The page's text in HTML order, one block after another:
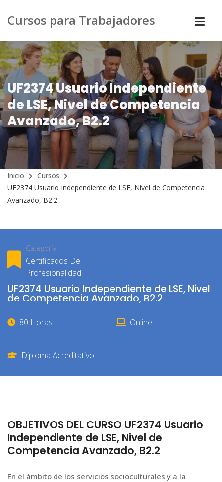
Cursos para Trabajadores
UF2374 Usuario Independiente
de LSE, Nivel de Competencia
Avanzado, B2.2
Inicio
Cursos
UF2374 Usuario Independiente de LSE, Nivel de Competencia
Avanzado, B2.2
Categoría
Certificados De
Profesionalidad
UF2374 Usuario Independiente de LSE, Nivel
de Competencia Avanzado, B2.2
80 Horas Online
Diploma Acreditativo
OBJETIVOS DEL CURSO UF2374 Usuario
Independiente de LSE, Nivel de
Competencia Avanzado, B2.2
En el ámbito de los servicios socioculturales y a la